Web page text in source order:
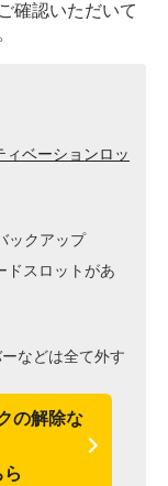
確認いただいて
ィベーションロッ
ックアップ
ドスロットがあ
などは全て外す
の解除な